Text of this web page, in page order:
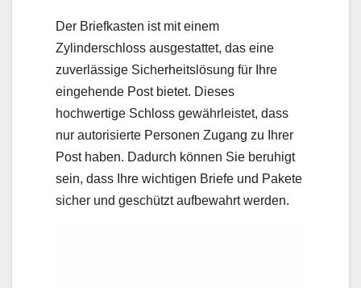
Der Briefkasten ist mit einem
Zylinderschloss ausgestattet, das eine
zuverlässige Sicherheitslösung für Ihre
eingehende Post bietet. Dieses
hochwertige Schloss gewährleistet, dass
nur autorisierte Personen Zugang zu Ihrer
Post haben. Dadurch können Sie beruhigt
sein, dass Ihre wichtigen Briefe und Pakete
sicher und geschützt aufbewahrt werden.